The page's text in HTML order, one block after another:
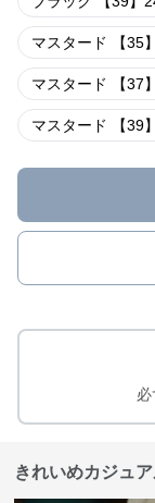
マスター
マスタード 【37
マスター
必
きれいめカジュ